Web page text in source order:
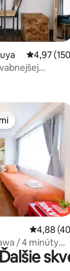
4,97
4,88
/ 4 minúty
Ďalšie